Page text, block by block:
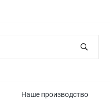
Наше производство